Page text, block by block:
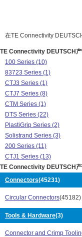
在TE Connectivity
TE Connectivity DEUTSCH产
100 Series (10)
83723 Series (1)
CTJ3 Series (1)
CTJ7 Series (8)
CTM Series (1)
DTS Series (22)
PlastiGrip Series (2)
Solistrand Series (3)
200 Series (11)
CTJ1 Series (13)
CTJ4 Series (4)
CTL Series (4)
D38999 Series (28800)
Military MIL-C-39029 Series
QC Series (2)
TE Connectivity DEUTSCH
Connectors(45231)
Circular Connectors(45182)
Tools & Hardware(3)
Connector and Crimp